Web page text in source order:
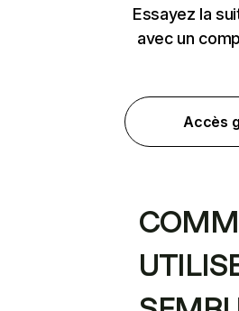
Essayez la
avec un
Accès